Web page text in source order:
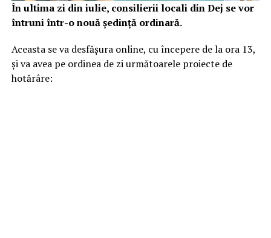
În ultima zi din iulie, consilierii locali din Dej se vor
întruni într-o nouă ședință ordinară.
Aceasta se va desfășura online, cu începere de la ora 13,
și va avea pe ordinea de zi următoarele proiecte de
hotărâre: